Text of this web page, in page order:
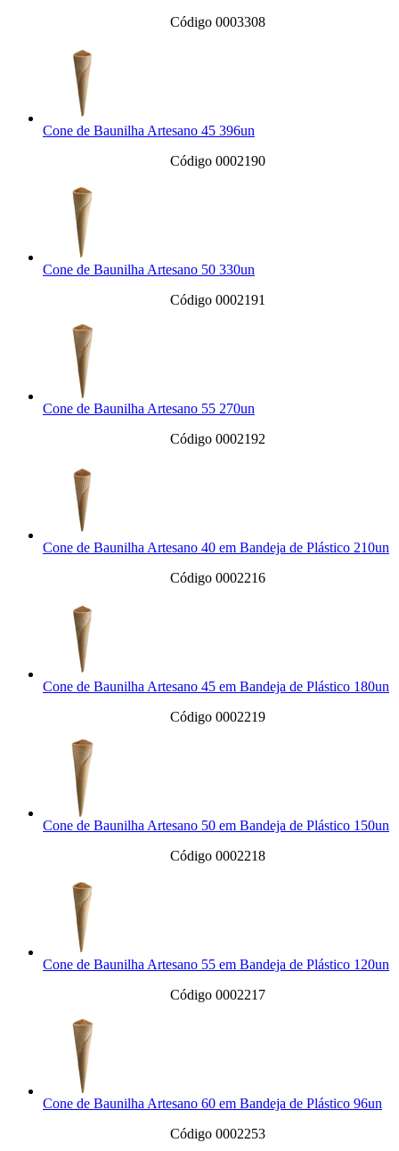
Código 0003308
Cone de Baunilha Artesano 45 396un
Código 0002190
Cone de Baunilha Artesano 50 330un
Código 0002191
Cone de Baunilha Artesano 55 270un
Código 0002192
Cone de Baunilha Artesano 40 em Bandeja de Plástico 210un
Código 0002216
Cone de Baunilha Artesano 45 em Bandeja de Plástico 180un
Código 0002219
Cone de Baunilha Artesano 50 em Bandeja de Plástico 150un
Código 0002218
Cone de Baunilha Artesano 55 em Bandeja de Plástico 120un
Código 0002217
Cone de Baunilha Artesano 60 em Bandeja de Plástico 96un
Código 0002253